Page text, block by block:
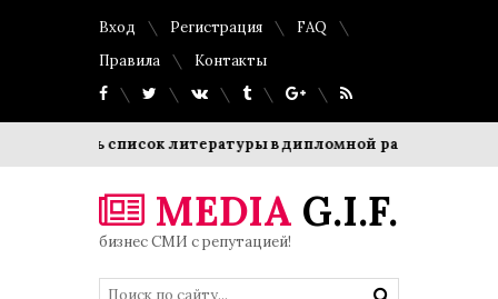
Вход Регистрация
FAQ
Правила
Контакты
литературы в дипломной работе: требования,
MEDIA G.I.F.
бизнес СМИ с репутацией!